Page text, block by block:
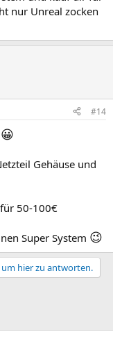
nur Unreal zocken
#14
😀
Gehäuse und
50-100€
Super System 😉
hier zu antworten.